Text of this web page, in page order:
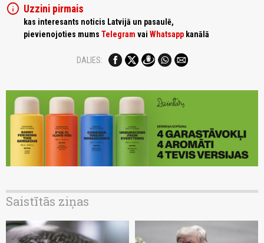
info Uzzini pirmais
kas interesants noticis Latvijā un pasaulē,
pievienojoties mums Telegram vai Whatsapp kanālā
DALIES:
Saistītās ziņas